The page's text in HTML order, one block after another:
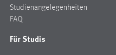
Studienangelegenheiten
FAQ
Für Studis